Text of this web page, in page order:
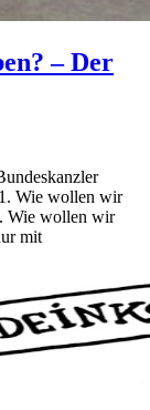
– Der
Wie wollen wir
Wie wollen wir
mit